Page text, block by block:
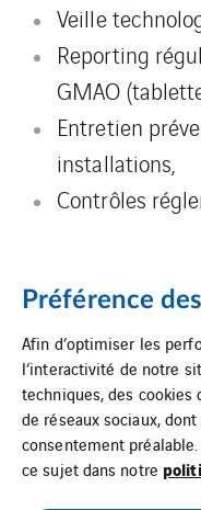
Veille
Reporting
GMAO
Entretien
installations,
Contrôles
contrôles et
Préférence
Afin d’optimiser les
l’interactivité de notre
techniques, des cookies
de réseaux sociaux,
consentement
ce sujet dans notre